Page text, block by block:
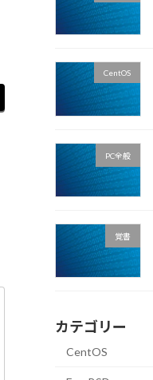
CentOS
PC全般
覚書
カテゴリー
CentOS